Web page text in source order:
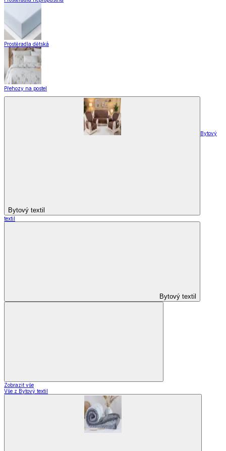
Prostěradla dětská
Přehozy na postel
Bytový textil
Bytový
textil
Bytový textil
Zobrazit vše
Vše z Bytový textil